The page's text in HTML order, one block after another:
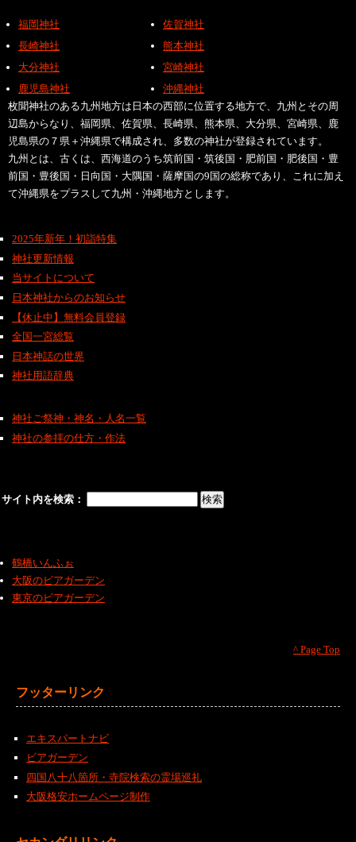
福岡神社
佐賀神社
長崎神社
熊本神社
大分神社
宮崎神社
鹿児島神社
沖縄神社
枚聞神社のある九州地方は日本の西部に位置する地方で、九州とその周
辺島からなり、福岡県、佐賀県、長崎県、熊本県、大分県、宮崎県、鹿
児島県の７県＋沖縄県で構成され、多数の神社が登録されています。
九州とは、古くは、西海道のうち筑前国・筑後国・肥前国・肥後国・豊
前国・豊後国・日向国・大隅国・薩摩国の9国の総称であり、これに加え
て沖縄県をプラスして九州・沖縄地方とします。
2025年新年！初詣特集
神社更新情報
当サイトについて
日本神社からのお知らせ
【休止中】無料会員登録
全国一宮総覧
日本神話の世界
神社用語辞典
神社ご祭神・神名・人名一覧
神社の参拝の仕方・作法
サイト内を検索：
鶴橋いんふぉ
大阪のビアガーデン
東京のビアガーデン
^ Page Top
フッターリンク
エキスパートナビ
ビアガーデン
四国八十八箇所・寺院検索の霊場巡礼
大阪格安ホームページ制作